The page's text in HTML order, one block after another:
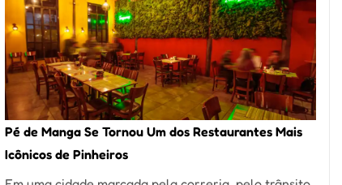
Pé de Manga Se Tornou Um dos Restaurantes Mais
Icônicos de Pinheiros